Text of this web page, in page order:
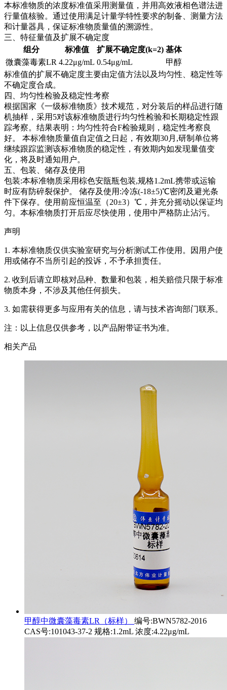
本标准物质的浓度标准值采用测量值，并用高效液相色谱法进
行量值核验。通过使用满足计量学特性要求的制备、测量方法
和计量器具，保证标准物质量值的溯源性。
三、特征量值及扩展不确定度
组分
标准值 扩展不确定度(k=2) 基体
微囊藻毒素LR 4.22μg/mL 0.54μg/mL
甲醇
标准值的扩展不确定度主要由定值方法以及均匀性、稳定性等
不确定度合成。
四、均匀性检验及稳定性考察
根据国家《一级标准物质》技术规范，对分装后的样品进行随
机抽样，采用5对该标准物质进行均匀性检验和长期稳定性跟
踪考察。结果表明：均匀性符合F检验规则，稳定性考察良
好。 本标准物质量值自定值之日起，有效期30月,研制单位将
继续跟踪监测该标准物质的稳定性，有效期内如发现量值变
化，将及时通知用户。
五、包装、储存及使用
包装:本标准物质采用棕色安瓿瓶包装,规格1.2mL携带或运输
时应有防碎裂保护。 储存及使用:冷冻(-18±5)℃密闭及避光条
件下保存。使用前应恒温至（20±3）℃，并充分摇动以保证均
匀。本标准物质打开后应尽快使用，使用中严格防止沾污。
声明
1. 本标准物质仅供实验室研究与分析测试工作使用。因用户使
用或储存不当所引起的投诉，不予承担责任。
2. 收到后请立即核对品种、数量和包装，相关赔偿只限于标准
物质本身，不涉及其他任何损失。
3. 如需获得更多与应用有关的信息，请与技术咨询部门联系。
注：以上信息仅供参考，以产品附带证书为准。
相关产品
甲醇中微囊藻毒素LR（标样） 编号:BWN5782-2016
CAS号:101043-37-2 规格:1.2mL 浓度:4.22μg/mL